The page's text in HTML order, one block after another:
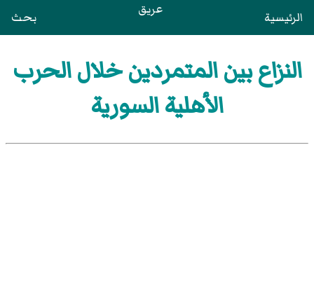
الرئيسية عريق بحث
النزاع بين المتمردين خلال الحرب
الأهلية السورية